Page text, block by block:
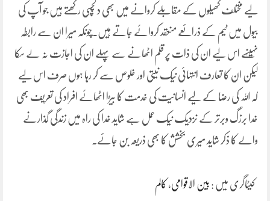
لیے مختلف کھیلوں کے مقابلے کروانے میں بھی دلچسپی رکھتے ہیں جو آپ کی
بیول میں ٹیم کے ذرائعے منعقد کروائے جاتے ہیں۔چونکہ میرا ان سے رابطہ
نہیںہے اس لیے ان کی ذات پر قلم اٹھانے سے پہلے ان کی اجازت نہ لے سکا
لیکن ان کا تعارف انتہائی نیک نیتی اور خلوص سے کر رہا ہوں صرف اس لیے
کہ اللہ کی رضا کے لیے انسانیت کی خدمت کا بیڑا اٹھائے افراد کی تعریف بھی
خدا برزگ وبرتر کے نزدیک نیک عمل ہے شاید خدا کی راہ میں زندگی گذارنے
والے کا ذکر شاید میری بخشش کا بھی ذریعہ بن جائے۔
کیٹاگری میں : بین الاقوامی، کالم